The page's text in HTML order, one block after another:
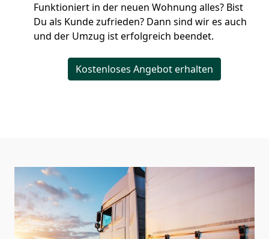
Funktioniert in der neuen Wohnung alles? Bist
Du als Kunde zufrieden? Dann sind wir es auch
und der Umzug ist erfolgreich beendet.
Kostenloses Angebot erhalten